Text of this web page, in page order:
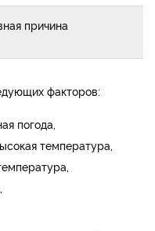
причина
факторов:
погода,
температура,